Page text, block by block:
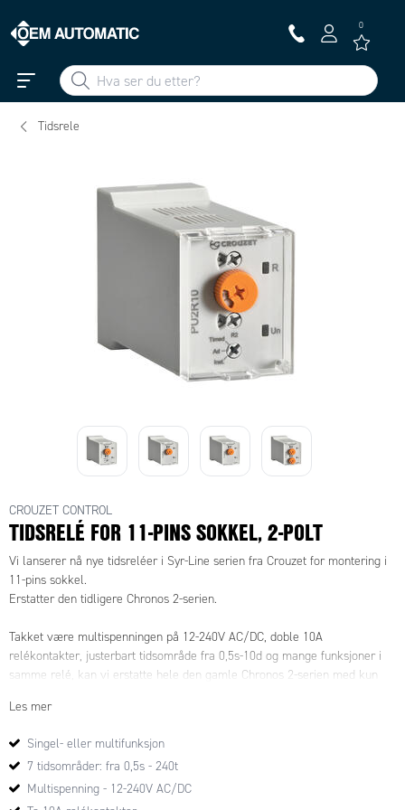
0
Tidsrele
CROUZET CONTROL
TIDSRELÉ FOR 11-PINS SOKKEL, 2-POLT
Vi lanserer nå nye tidsreléer i Syr-Line serien fra Crouzet for montering i
11-pins sokkel.
Erstatter den tidligere Chronos 2-serien.
Takket være multispenningen på 12-240V AC/DC, doble 10A
relékontakter, justerbart tidsområde fra 0,5s-10d og mange funksjoner i
samme relé, kan vi erstatte hele den gamle Chronos 2-serien med kun
med 11 forskjellige funksjoner, PA2R, som har forsinket inn-funksjon,
PC2R som har forsinket ut-funksjon, og PL2R, som har pause / gangtid-
funksjon med separat justerbare tider.
Les mer
Singel- eller multifunksjon
7 tidsområder: fra 0,5s - 240t
Multispenning - 12-240V AC/DC